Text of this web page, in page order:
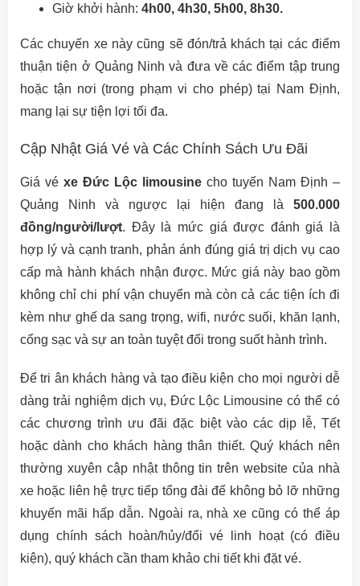
Giờ khởi hành: 4h00, 4h30, 5h00, 8h30.
Các chuyến xe này cũng sẽ đón/trả khách tại các điểm
thuận tiện ở Quảng Ninh và đưa về các điểm tập trung
hoặc tận nơi (trong phạm vi cho phép) tại Nam Định,
mang lại sự tiện lợi tối đa.
Cập Nhật Giá Vé và Các Chính Sách Ưu Đãi
Giá vé xe Đức Lộc limousine cho tuyến Nam Định –
Quảng Ninh và ngược lại hiện đang là 500.000
đồng/người/lượt. Đây là mức giá được đánh giá là
hợp lý và cạnh tranh, phản ánh đúng giá trị dịch vụ cao
cấp mà hành khách nhận được. Mức giá này bao gồm
không chỉ chi phí vận chuyển mà còn cả các tiện ích đi
kèm như ghế da sang trọng, wifi, nước suối, khăn lạnh,
cổng sạc và sự an toàn tuyệt đối trong suốt hành trình.
Để tri ân khách hàng và tạo điều kiện cho mọi người dễ
dàng trải nghiệm dịch vụ, Đức Lộc Limousine có thể có
các chương trình ưu đãi đặc biệt vào các dịp lễ, Tết
hoặc dành cho khách hàng thân thiết. Quý khách nên
thường xuyên cập nhật thông tin trên website của nhà
xe hoặc liên hệ trực tiếp tổng đài để không bỏ lỡ những
khuyến mãi hấp dẫn. Ngoài ra, nhà xe cũng có thể áp
dụng chính sách hoàn/hủy/đổi vé linh hoạt (có điều
kiện), quý khách cần tham khảo chi tiết khi đặt vé.